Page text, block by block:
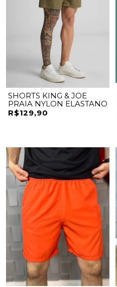
SHORTS KING & JOE
PRAIA NYLON ELASTANO
R$129,90